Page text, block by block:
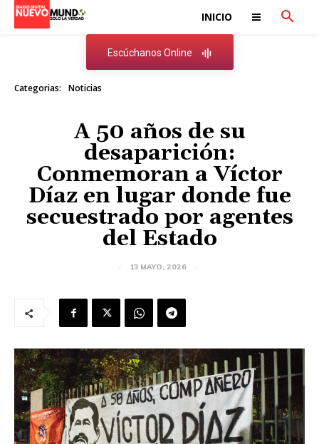
INICIO
Escúchanos Online
Categorias: Noticias
A 50 años de su
desaparición:
Conmemoran a Víctor
Díaz en lugar donde fue
secuestrado por agentes
del Estado
13 MAYO, 2026